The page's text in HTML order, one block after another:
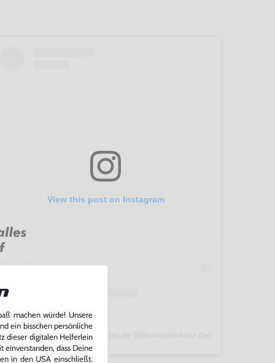
View this post on Instagram
A post shared by konsolenkost.de (@konsolenkost.de)
machen würde! Unsere
ein bisschen persönliche
dieser digitalen Helferlein
einverstanden, dass Deine
in den USA einschließt.